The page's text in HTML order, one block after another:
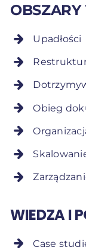
Upadłości
Obieg
WIEDZA I
Case